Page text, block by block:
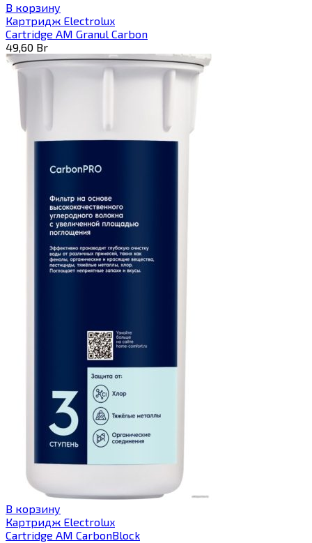
В корзину
Картридж Electrolux
Cartridge AM Granul Carbon
49,60 Br
В корзину
Картридж Electrolux
Cartridge AM CarbonBlock